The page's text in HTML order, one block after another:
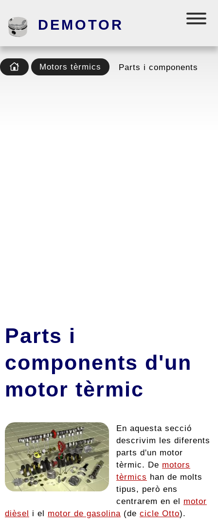
DEMOTOR
Motors tèrmics Parts i components
Parts i
components d'un
motor tèrmic
En aquesta secció
descrivim les diferents
parts d'un motor
tèrmic. De motors
tèrmics han de molts
tipus, però ens
centrarem en el motor
dièsel i el motor de gasolina (de cicle Otto).